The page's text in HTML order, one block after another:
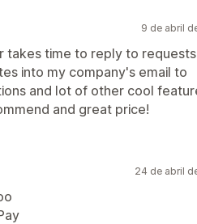
9 de abril
takes time to reply to
into my company's email to
and lot of other cool
and great price!
24 de abril